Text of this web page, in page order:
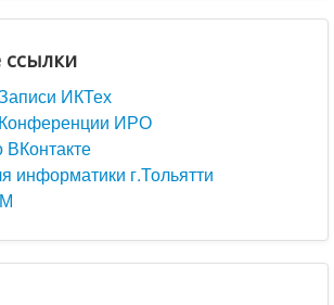
ссылки
ИКТех
ИРО
информатики г.Тольятти